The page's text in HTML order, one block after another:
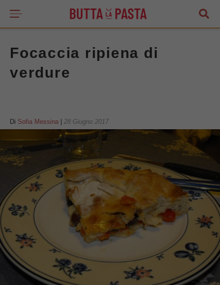
Focaccia ripiena di
verdure
Di Sofia Messina 28 Giugno 2017